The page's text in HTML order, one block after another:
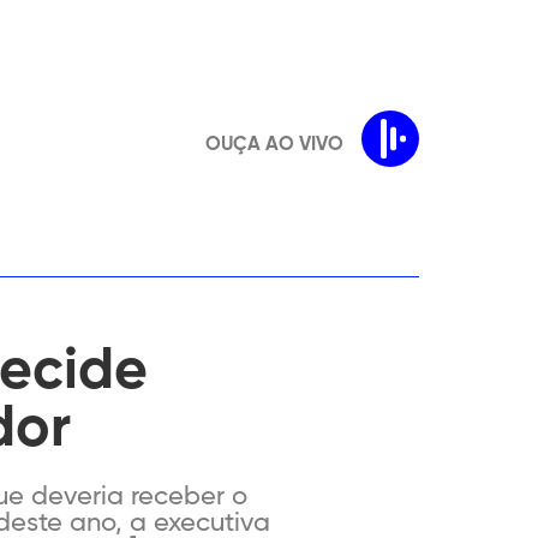
OUÇA AO VIVO
deveria receber o
ano, a executiva